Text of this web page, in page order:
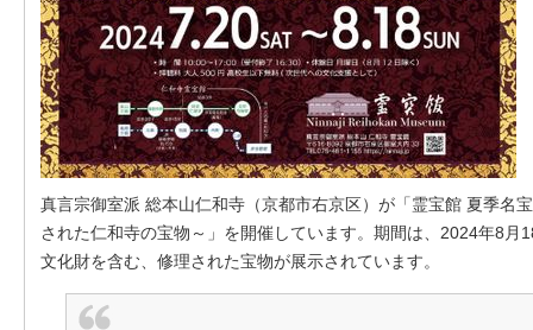
真言宗御室派 総本山仁和寺（京都市右京区）が「霊宝館 夏季名
された仁和寺の宝物～」を開催しています。期間は、2024年8月
文化財を含む、修理された宝物が展示されています。